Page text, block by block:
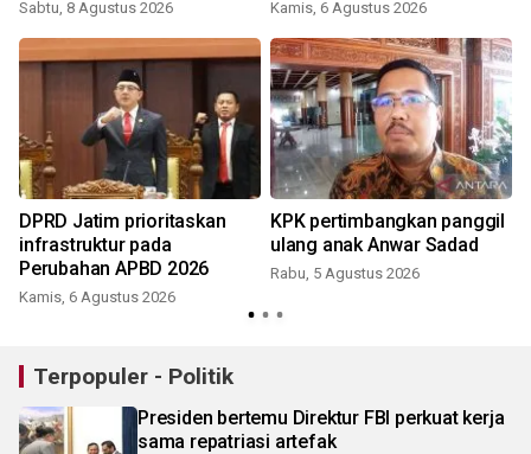
Sabtu, 8 Agustus 2026 Kamis, 6 Agustus 2026
DPRD Jatim prioritaskan
infrastruktur pada
Perubahan APBD 2026
Kamis, 6 Agustus 2026
KPK pertimbangkan panggil
ulang anak Anwar Sadad
Rabu, 5 Agustus 2026
Terpopuler - Politik
Presiden bertemu Direktur FBI perkuat kerja
sama repatriasi artefak